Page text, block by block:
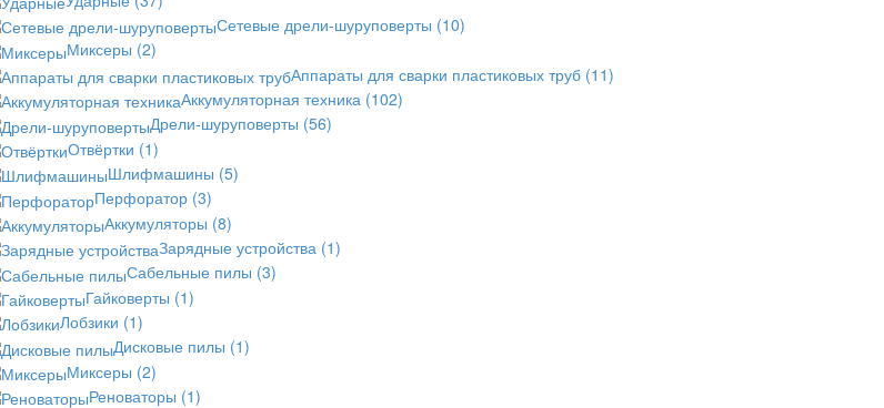
Сетевые дрели-шуруповерты (10)
Миксеры (2)
Аппараты для сварки пластиковых труб (11)
Аккумуляторная техника (102)
Дрели-шуруповерты (56)
Отвёртки (1)
Шлифмашины (5)
Перфоратор (3)
Аккумуляторы (8)
Зарядные устройства (1)
Сабельные пилы (3)
Гайковерты (1)
Лобзики (1)
Дисковые пилы (1)
Миксеры (2)
Реноваторы (1)